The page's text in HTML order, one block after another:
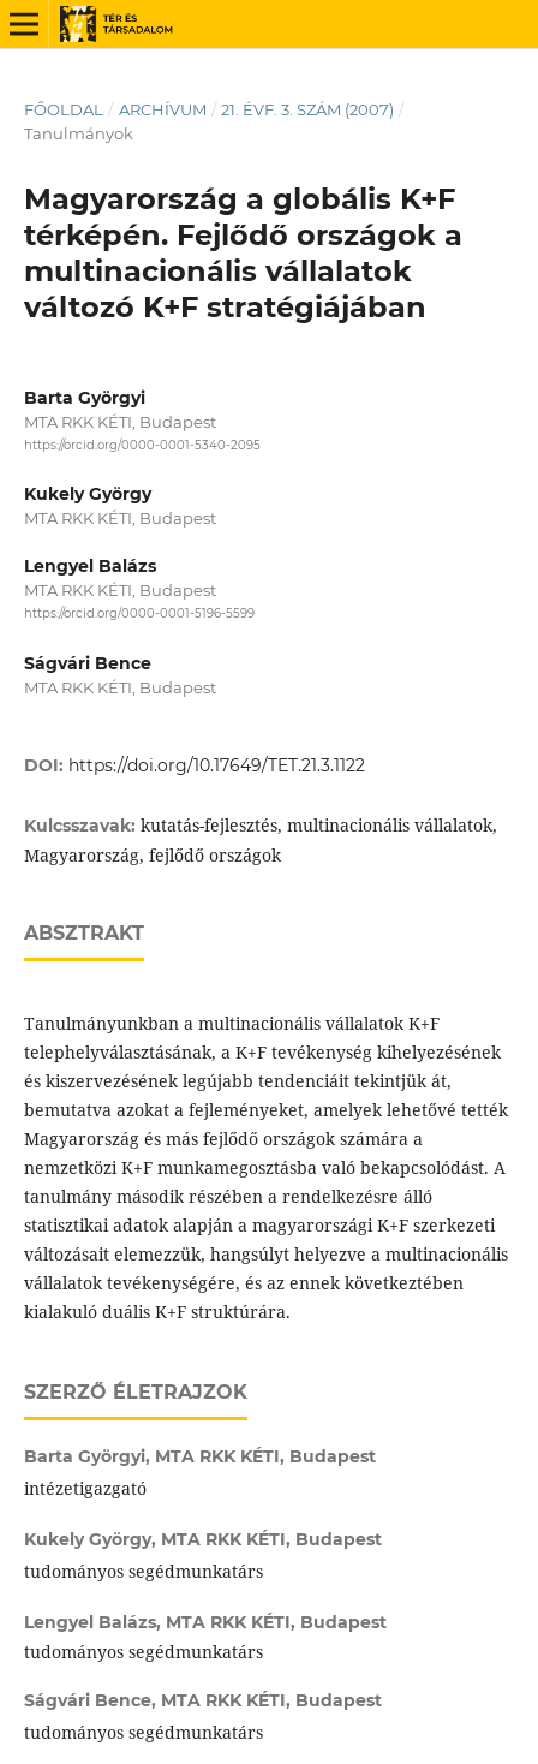
FŐOLDAL / ARCHÍVUM / 21. ÉVF. 3. SZÁM (2007) /
Tanulmányok
Magyarország a globális K+F
térképén. Fejlődő országok a
multinacionális vállalatok
változó K+F stratégiájában
Barta Györgyi
MTA RKK KÉTI, Budapest
https://orcid.org/0000-0001-5340-2095
Kukely György
MTA RKK KÉTI, Budapest
Lengyel Balázs
MTA RKK KÉTI, Budapest
https://orcid.org/0000-0001-5196-5599
Ságvári Bence
MTA RKK KÉTI, Budapest
DOI: https://doi.org/10.17649/TET.21.3.1122
Kulcsszavak: kutatás-fejlesztés, multinacionális vállalatok,
Magyarország, fejlődő országok
ABSZTRAKT
Tanulmányunkban a multinacionális vállalatok K+F
telephelyválasztásának, a K+F tevékenység kihelyezésének
és kiszervezésének legújabb tendenciáit tekintjük át,
bemutatva azokat a fejleményeket, amelyek lehetővé tették
Magyarország és más fejlődő országok számára a
nemzetközi K+F munkamegosztásba való bekapcsolódást. A
tanulmány második részében a rendelkezésre álló
statisztikai adatok alapján a magyarországi K+F szerkezeti
változásait elemezzük, hangsúlyt helyezve a multinacionális
vállalatok tevékenységére, és az ennek következtében
kialakuló duális K+F struktúrára.
SZERZŐ ÉLETRAJZOK
Barta Györgyi, MTA RKK KÉTI, Budapest
intézetigazgató
Kukely György, MTA RKK KÉTI, Budapest
tudományos segédmunkatárs
Lengyel Balázs, MTA RKK KÉTI, Budapest
tudományos segédmunkatárs
Ságvári Bence, MTA RKK KÉTI, Budapest
tudományos segédmunkatárs